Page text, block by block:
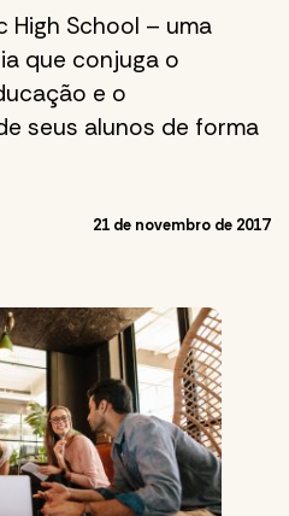
High School – uma
que conjuga o
e o
seus alunos de forma
21 de novembro de 2017